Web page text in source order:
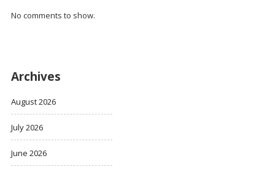
No comments to show.
Archives
August 2026
July 2026
June 2026